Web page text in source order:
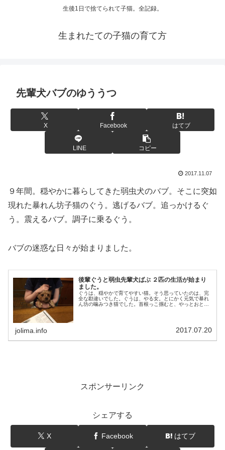
生後1日で捨てられて子猫。全記録。
生まれたての子猫の育て方
先輩犬バブのゆううつ
X Facebook はてブ
LINE コピー
2017.11.07
９年間。穏やかに暮らしてきた弱虫犬のバブ。そこに突如
現れた暴れん坊子猫のぐう。逃げるバブ。追っかけるぐ
う。震えるバブ。調子に乗るぐう。
バブの迷惑な日々が始まりました。
後輩ぐうと弱虫先輩犬ばぶ ２匹の生活が始まり
ました。
ぐうは、穏やかで育てやすい猫。そう思っていたのは、完
全な勘違いでした。ぐうは、やる女。とにかく元気で暴れ
ん坊の噛みつき猫でした。首根っこ掴むと、やっとおとな
jolima.info 2017.07.20
スポンサーリンク
シェアする
X Facebook はてブ